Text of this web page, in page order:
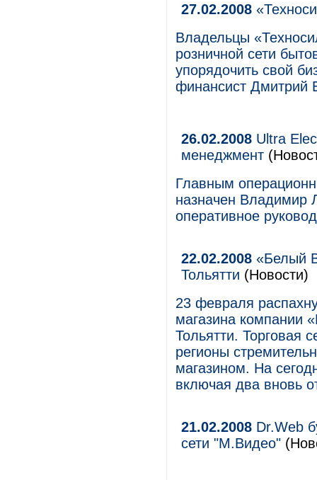
27.02.2008
Владельцы
розничной сети
упорядочить свой
финансист Дмитрий
26.02.2008 Ultra
менеджмент
Главным
назначен Владимир
оперативное
22.02.2008 «Белый
Тольятти (Новости)
23 февраля
магазина компании
Тольятти. Торговая
регионы
магазином. На
включая два вновь
21.02.2008 Dr.Web
сети "М.Видео"